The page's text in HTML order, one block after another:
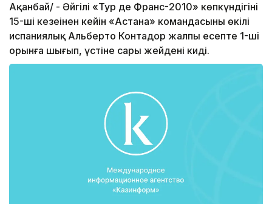
Ақанбай/ - Әйгілі «Тур де Франс-2010» көпкүндігінің
15-ші кезеңінен кейін «Астана» командасының өкілі
испаниялық Альберто Контадор жалпы есепте 1-ші
орынға шығып, үстіне сары жейдені киді.